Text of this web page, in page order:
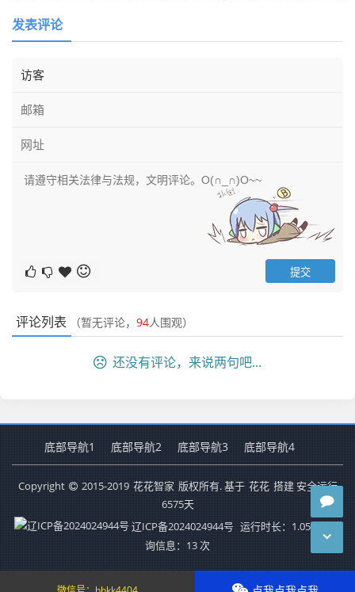
发表评论
评论列表 （暂无评论， 94人围观）
还没有评论，来说两句吧...
底部导航1 底部导航2 底部导航3 底部导航4
Copyright 2015-2019 花花智家 版权所有. 基于 花花 搭建 安全运行
6575天
辽ICP备2024024944号 运行时长：1.054秒 查
询信息：13 次